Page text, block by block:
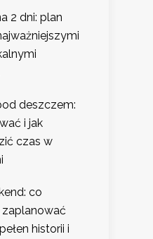
2 dni: plan
deszczem:
i jak
czas w
co
historii i